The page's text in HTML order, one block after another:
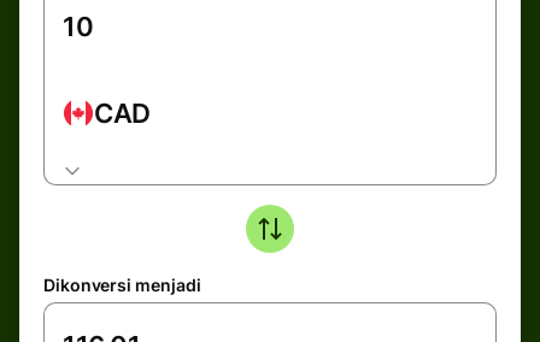
CAD
Dikonversi menjadi